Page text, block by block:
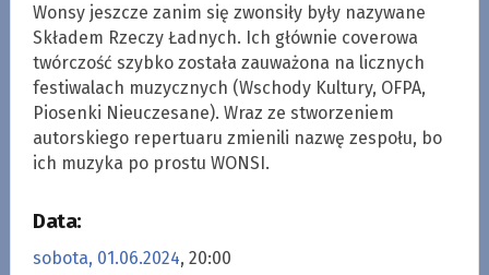
Wonsy jeszcze zanim się zwonsiły były nazywane
Składem Rzeczy Ładnych. Ich głównie coverowa
twórczość szybko została zauważona na licznych
festiwalach muzycznych (Wschody Kultury, OFPA,
Piosenki Nieuczesane). Wraz ze stworzeniem
autorskiego repertuaru zmienili nazwę zespołu, bo
ich muzyka po prostu WONSI.
Data:
sobota, 01.06.2024, 20:00